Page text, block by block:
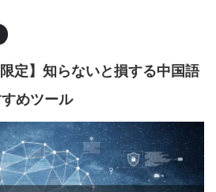
定】知らないと損する中国語
めツール